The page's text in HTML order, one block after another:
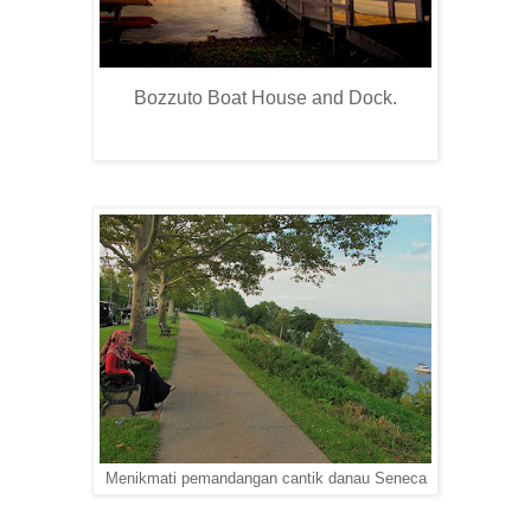
Bozzuto Boat House and Dock.
Menikmati pemandangan cantik danau Seneca